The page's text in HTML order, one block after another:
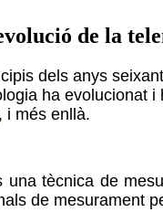
de la
dels anys
ha evolucionat
i més enllà.
una tècnica de
de mesurament